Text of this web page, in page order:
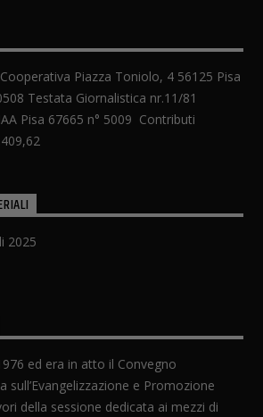
Piazza Toniolo, 4 56125 Pisa
Testata Giornalistica nr.11/81
Pisa 67665 n° 5009 Contributi
2025
ed era in atto il Convegno
sull’Evangelizzazione e Promozione
della sessione dedicata ai mezzi di